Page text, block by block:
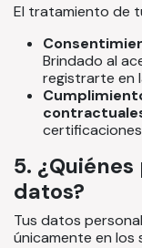
El tratamiento de
Brindado al
registrarte en
5.
datos?
Tus datos
únicamente en los